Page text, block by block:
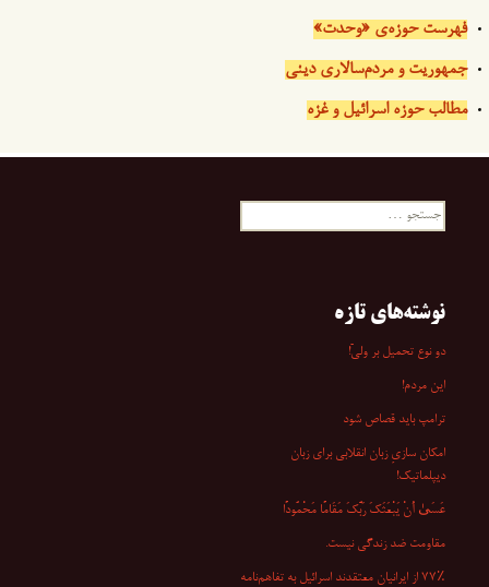
فهرست حوزه‌ی «وحدت»
جمهوریت و مردم‌سالاری دینی
مطالب حوزه اسرائیل و غزه
جستجو
نوشته‌های تازه
دو نوع تحمیل بر ولیّ!
این مردم!
ترامپ باید قصاص شود
امکان سازیِ زبان انقلابی برای زبان
دیپلماتیک!
عَسَىٰ أَنْ یَبْعَثَکَ رَبُّکَ مَقَامًا مَحْمُودًا
مقاومت ضد زندگی نیست.
۷۷٪ از ایرانیان معتقدند اسرائیل به تفاهم‌نامه